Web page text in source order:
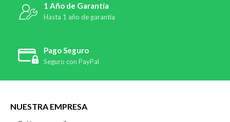
1 Año de Garantía
Hasta 1 año de garantía
Pago Seguro
Seguro con PayPal
NUESTRA EMPRESA